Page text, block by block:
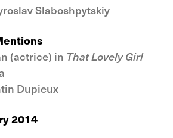
Slaboshpytskiy
(actrice) in That Lovely Girl
Dupieux
2014